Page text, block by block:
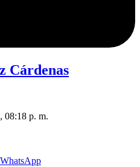
Cárdenas
08:18 p. m.